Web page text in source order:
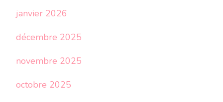
janvier 2026
décembre 2025
novembre 2025
octobre 2025